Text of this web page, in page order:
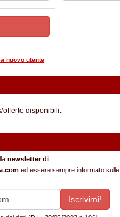
nuovo utente
offerte disponibili.
newsletter di
ed essere sempre informato sulle